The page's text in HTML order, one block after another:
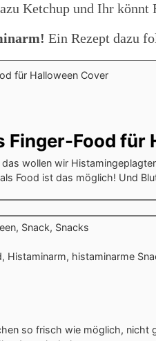
Ketchup und Ihr könnt
Ein Rezept dazu
Finger-Food für
wollen wir
Food ist das möglich! Und
Snack, Snacks
Histaminarm, histaminarme
so frisch wie möglich, nicht